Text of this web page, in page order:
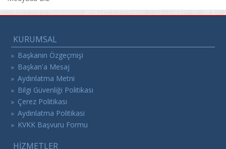
KURUMSAL
» Başkanın Özgeçmişi
» Başkan'a Mesaj
» Aydınlatma Metni
» Bilgi Güvenliği Politikası
» Çerez Politikası
» Aydinlatma Politikasi
» KVKK Başvuru Formu
HİZMETLER